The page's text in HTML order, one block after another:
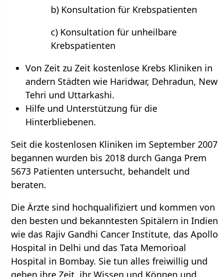
b) Konsultation für Krebspatienten
c) Konsultation für unheilbare
Krebspatienten
Von Zeit zu Zeit kostenlose Krebs Kliniken in
andern Städten wie Haridwar, Dehradun, New
Tehri und Uttarkashi.
Hilfe und Unterstützung für die
Hinterbliebenen.
Seit die kostenlosen Kliniken im September 2007
begannen wurden bis 2018 durch Ganga Prem
5673 Patienten untersucht, behandelt und
beraten.
Die Ärzte sind hochqualifiziert und kommen von
den besten und bekanntesten Spitälern in Indien
wie das Rajiv Gandhi Cancer Institute, das Apollo
Hospital in Delhi und das Tata Memorioal
Hospital in Bombay. Sie tun alles freiwillig und
geben ihre Zeit, ihr Wissen und Können und